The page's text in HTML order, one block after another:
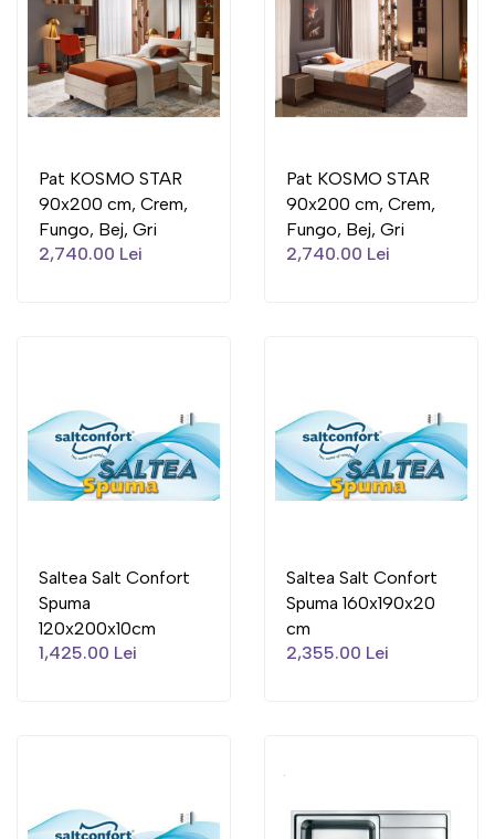
Pat KOSMO STAR
90x200 cm, Crem,
Fungo, Bej, Gri
2,740.00 Lei
Pat KOSMO STAR
90x200 cm, Crem,
Fungo, Bej, Gri
2,740.00 Lei
Saltea Salt Confort
Spuma
120x200x10cm
1,425.00 Lei
Saltea Salt Confort
Spuma 160x190x20
cm
2,355.00 Lei